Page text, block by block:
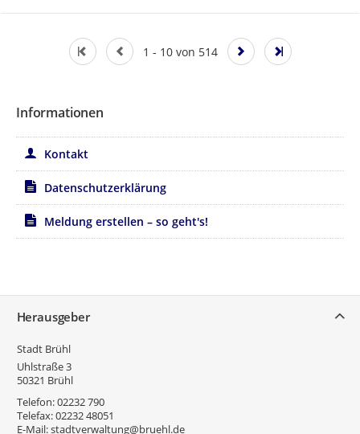
1 - 10 von 514
Informationen
Kontakt
Datenschutzerklärung
Meldung erstellen – so geht's!
Herausgeber
Stadt Brühl
Uhlstraße 3
50321 Brühl
Telefon:02232 790
Telefax:02232 48051
E-Mail:stadtverwaltung@bruehl.de